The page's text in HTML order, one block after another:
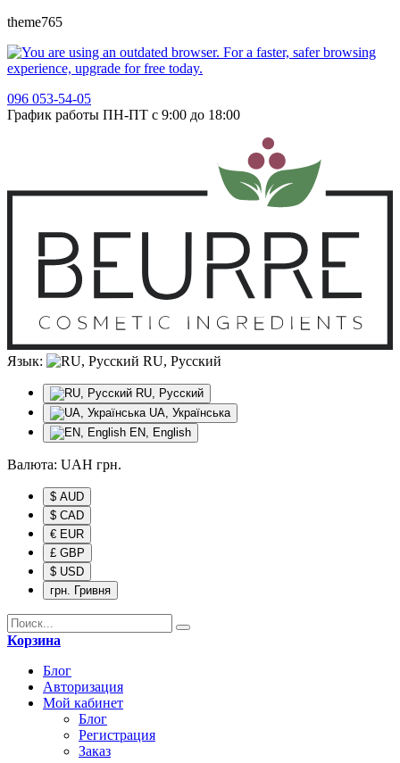
theme765
096 053-54-05
График работы ПН-ПТ с 9:00 до 18:00
Язык: RU, Русский
RU, Русский
UA, Українська
EN, English
Валюта: UAH грн.
$ AUD
$ CAD
€ EUR
£ GBP
$ USD
грн. Гривня
Корзина
Блог
Авторизация
Мой кабинет
Блог
Регистрация
Заказ